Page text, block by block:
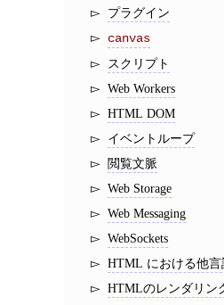
プラグイン
canvas
スクリプト
Web Workers
HTML DOM
イベントループ
閲覧文脈
Web Storage
Web Messaging
WebSockets
HTML における他言
HTMLのレンダリン